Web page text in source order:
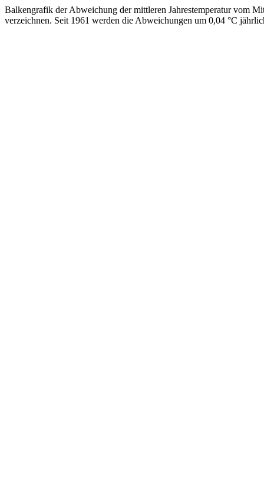
Balkengrafik der Abweichung der mittleren Jahrestemperatur vom
verzeichnen. Seit 1961 werden die Abweichungen um 0,04 °C